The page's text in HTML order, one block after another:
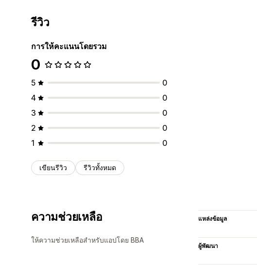
รีวิว
การให้คะแนนโดยรวม
0
5
0
4
0
3
0
2
0
1
0
เขียนรีวิว รีวิวทั้งหมด
ความช่วยเหลือ
ให้ความช่วยเหลือสำหรับแอปโดย BBA
แหล่งข้อมูล
ผู้พัฒนา